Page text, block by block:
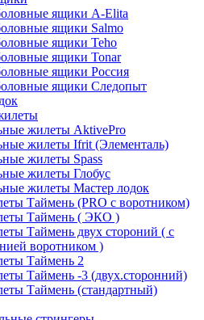
ящики A-Elita
ящики Salmo
ящики Teho
ящики Tonar
ящики Россия
ящики Следопыт
жилеты AktivePro
жилеты Ifrit (Элементаль)
жилеты Spass
жилеты Глобус
жилеты Мастер лодок
Таймень (PRO c воротником)
Таймень ( ЭКО )
Таймень двух стороний ( с
воротником )
Таймень 2
Таймень -3 (двух.сторонний)
Таймень (стандартный)